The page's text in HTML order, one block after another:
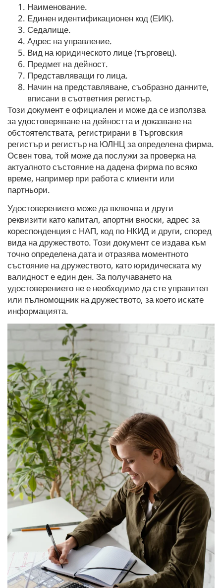
Наименование.
Единен идентификационен код (ЕИК).
Седалище.
Адрес на управление.
Вид на юридическото лице (търговец).
Предмет на дейност.
Представляващи го лица.
Начин на представляване, съобразно данните,
вписани в съответния регистър.
Този документ е официален и може да се използва
за удостоверяване на дейността и доказване на
обстоятелствата, регистрирани в Търговския
регистър и регистър на ЮЛНЦ за определена фирма.
Освен това, той може да послужи за проверка на
актуалното състояние на дадена фирма по всяко
време, например при работа с клиенти или
партньори.
Удостоверението може да включва и други
реквизити като капитал, апортни вноски, адрес за
кореспонденция с НАП, код по НКИД и други, според
вида на дружеството. Този документ се издава към
точно определена дата и отразява моментното
състояние на дружеството, като юридическата му
валидност е един ден. За получаването на
удостоверението не е необходимо да сте управител
или пълномощник на дружеството, за което искате
информацията.